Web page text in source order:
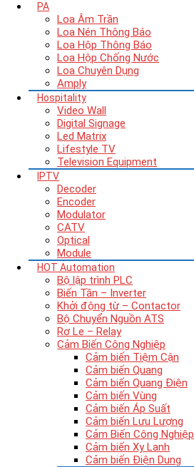
PA
Loa Âm Trần
Loa Nén Thông Báo
Loa Hộp Thông Báo
Loa Hộp Chống Nước
Loa Chuyên Dụng
Amply
Hospitality
Video Wall
Digital Signage
Led Matrix
Lifestyle TV
Television Equipment
IPTV
Decoder
Encoder
Modulator
CATV
Optical
Module
HOT Automation
Bộ lập trình PLC
Biến Tần – Inverter
Khởi động từ – Contactor
Bộ Chuyển Nguồn ATS
Rơ Le – Relay
Cảm Biến Công Nghiệp
Cảm biến Tiệm Cận
Cảm biến Quang
Cảm biến Quang Điện
Cảm biến Vùng
Cảm biến Áp Suất
Cảm biến Lưu Lượng
Cảm Biến Công Nghiệp
Cảm biến Xy Lanh
Cảm biến Điện Dung